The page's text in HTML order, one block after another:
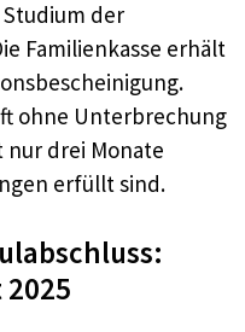
der
Familienkasse erhält
ohne Unterbrechung
drei Monate
erfüllt sind.